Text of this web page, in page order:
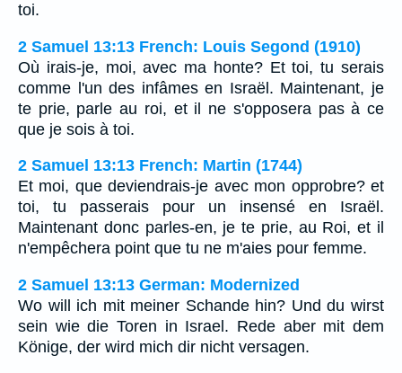
toi.
2 Samuel 13:13 French: Louis Segond (1910)
Où irais-je, moi, avec ma honte? Et toi, tu serais
comme l'un des infâmes en Israël. Maintenant, je
te prie, parle au roi, et il ne s'opposera pas à ce
que je sois à toi.
2 Samuel 13:13 French: Martin (1744)
Et moi, que deviendrais-je avec mon opprobre? et
toi, tu passerais pour un insensé en Israël.
Maintenant donc parles-en, je te prie, au Roi, et il
n'empêchera point que tu ne m'aies pour femme.
2 Samuel 13:13 German: Modernized
Wo will ich mit meiner Schande hin? Und du wirst
sein wie die Toren in Israel. Rede aber mit dem
Könige, der wird mich dir nicht versagen.